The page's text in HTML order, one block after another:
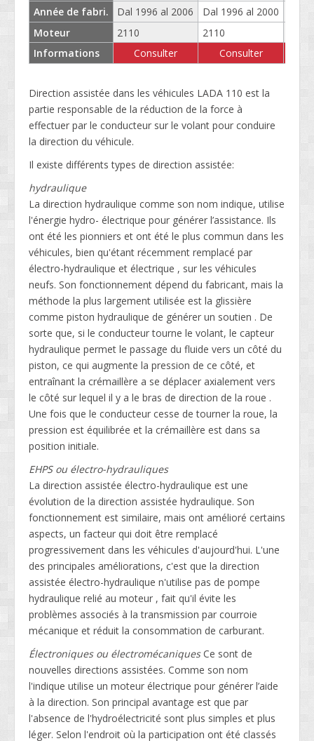
Année de fabri.
Moteur
Informations
Dal 1996 al 2006
2110
Consulter
Dal 1996 al 2000
2110
Consulter
Direction assistée dans les véhicules LADA 110 est la
partie responsable de la réduction de la force à
effectuer par le conducteur sur le volant pour conduire
la direction du véhicule.
Il existe différents types de direction assistée:
hydraulique
La direction hydraulique comme son nom indique, utilise
l'énergie hydro- électrique pour générer l’assistance. Ils
ont été les pionniers et ont été le plus commun dans les
véhicules, bien qu'étant récemment remplacé par
électro-hydraulique et électrique , sur les véhicules
neufs. Son fonctionnement dépend du fabricant, mais la
méthode la plus largement utilisée est la glissière
comme piston hydraulique de générer un soutien . De
sorte que, si le conducteur tourne le volant, le capteur
hydraulique permet le passage du fluide vers un côté du
piston, ce qui augmente la pression de ce côté, et
entraînant la crémaillère a se déplacer axialement vers
le côté sur lequel il y a le bras de direction de la roue .
Une fois que le conducteur cesse de tourner la roue, la
pression est équilibrée et la crémaillère est dans sa
position initiale.
EHPS ou électro-hydrauliques
La direction assistée électro-hydraulique est une
évolution de la direction assistée hydraulique. Son
fonctionnement est similaire, mais ont amélioré certains
aspects, un facteur qui doit être remplacé
progressivement dans les véhicules d'aujourd'hui. L'une
des principales améliorations, c'est que la direction
assistée électro-hydraulique n'utilise pas de pompe
hydraulique relié au moteur , fait qu'il évite les
problèmes associés à la transmission par courroie
mécanique et réduit la consommation de carburant.
Électroniques ou électromécaniquesCe sont de
nouvelles directions assistées. Comme son nom
l'indique utilise un moteur électrique pour générer l’aide
à la direction. Son principal avantage est que par
l'absence de l'hydroélectricité sont plus simples et plus
léger. Selon l'endroit où la participation ont été classés